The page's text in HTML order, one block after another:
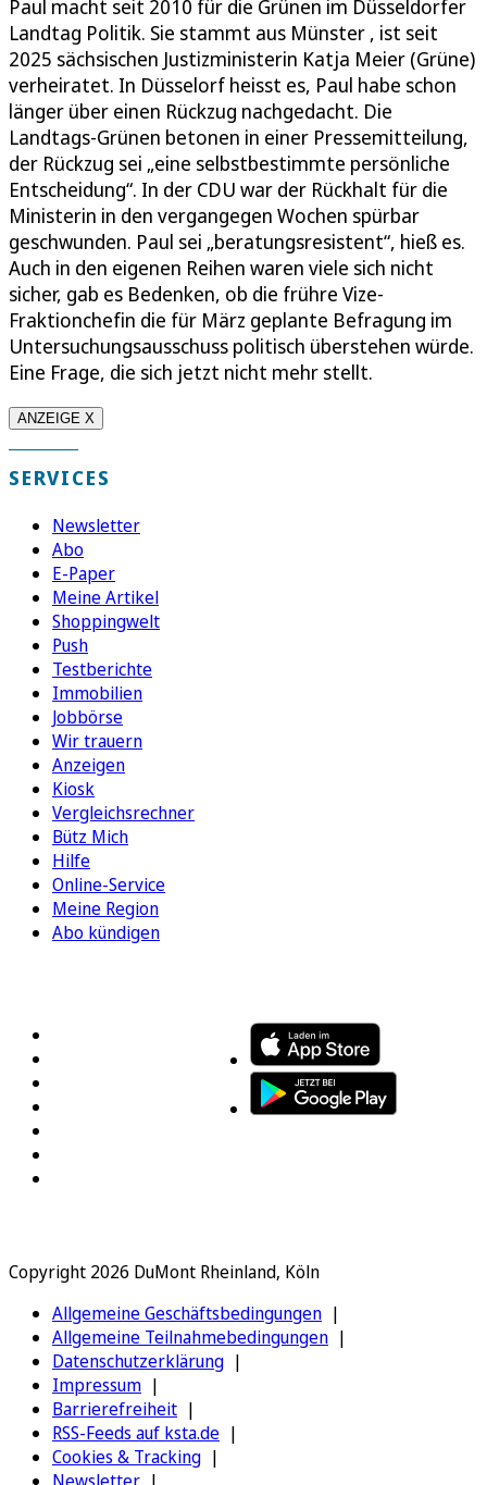
Paul macht seit 2010 für die Grünen im Düsseldorfer
Landtag Politik. Sie stammt aus Münster , ist seit
2025 sächsischen Justizministerin Katja Meier (Grüne)
verheiratet. In Düsselorf heisst es, Paul habe schon
länger über einen Rückzug nachgedacht. Die
Landtags-Grünen betonen in einer Pressemitteilung,
der Rückzug sei „eine selbstbestimmte persönliche
Entscheidung“. In der CDU war der Rückhalt für die
Ministerin in den vergangegen Wochen spürbar
geschwunden. Paul sei „beratungsresistent“, hieß es.
Auch in den eigenen Reihen waren viele sich nicht
sicher, gab es Bedenken, ob die frühre Vize-
Fraktionchefin die für März geplante Befragung im
Untersuchungsausschuss politisch überstehen würde.
Eine Frage, die sich jetzt nicht mehr stellt.
ANZEIGE X
SERVICES
Newsletter
Abo
E-Paper
Meine Artikel
Shoppingwelt
Push
Testberichte
Immobilien
Jobbörse
Wir trauern
Anzeigen
Kiosk
Vergleichsrechner
Bütz Mich
Hilfe
Online-Service
Meine Region
Abo kündigen
Copyright 2026 DuMont Rheinland, Köln
Allgemeine Geschäftsbedingungen
Allgemeine Teilnahmebedingungen
Datenschutzerklärung
Impressum
Barrierefreiheit
RSS-Feeds auf ksta.de
Cookies & Tracking